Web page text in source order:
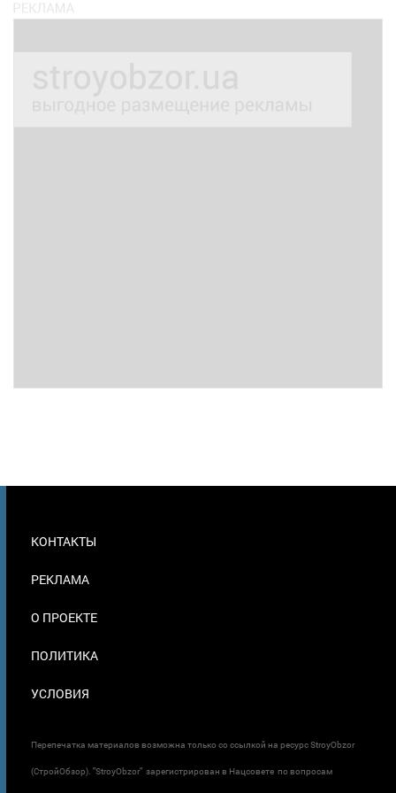
В
КОНТАКТЫ
РЕКЛАМА
О ПРОЕКТЕ
ПОЛИТИКА
УСЛОВИЯ
Перепечатка материалов возможна только со ссылкой на ресурс StroyObzor
(СтройОбзор). "StroyObzor" зарегистрирован в Нацсовете по вопросам